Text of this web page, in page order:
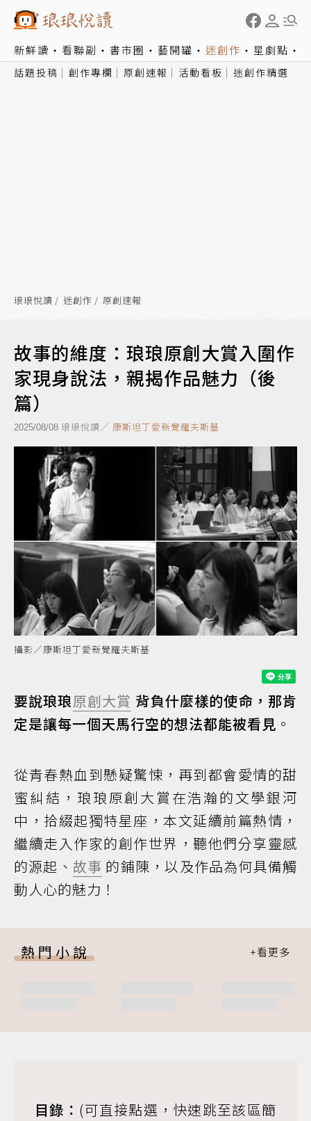
新鮮讀 看聯副 書市圈 藝開罐 迷創作 星劇點
話題投稿 創作專欄 原創速報 活動看板 迷創作精選
琅琅悅讀 迷創作 原創速報
故事的維度：琅琅原創大賞入圍作
家現身說法，親揭作品魅力（後
篇）
2025/08/08 琅琅悅讀／ 康斯坦丁愛新覺羅夫斯基
攝影／康斯坦丁愛新覺羅夫斯基
要說琅琅原創大賞 背負什麼樣的使命，那肯
定是讓每一個天馬行空的想法都能被看見 。
從青春熱血到懸疑驚悚，再到都會愛情的甜
蜜糾結，琅琅原創大賞在浩瀚的文學銀河
中，拾綴起獨特星座，本文延續前篇熱情，
繼續走入作家的創作世界，聽他們分享靈感
的源起、 故事 的鋪陳，以及作品為何具備觸
動人心的魅力！
熱門小說
目錄： (可直接點選，快速跳至該區簡